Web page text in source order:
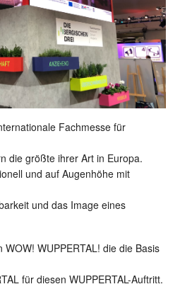
Fachmesse für
die größte ihrer Art in Europa.
und auf Augenhöhe mit
und das Image eines
WUPPERTAL! die die Basis
für diesen WUPPERTAL-Auftritt.